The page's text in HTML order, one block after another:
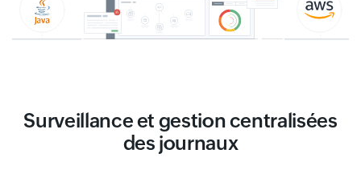
Surveillance et gestion centralisées
des journaux